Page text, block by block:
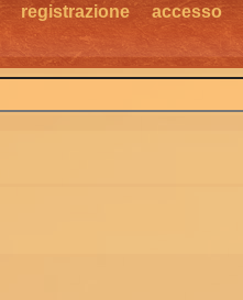
registrazione accesso